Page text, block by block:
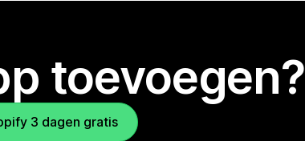
toevoegen?
3 dagen gratis